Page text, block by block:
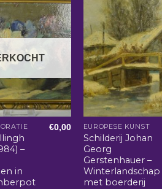
–
in
€0,00 EUROPESE KUNST
Schilderij Johan
Georg
Gerstenhauer –
Winterlandschap
met boerderij